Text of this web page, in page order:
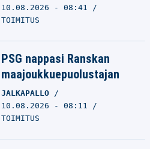
10.08.2026 - 08:41
TOIMITUS
PSG nappasi Ranskan
maajoukkuepuolustajan
JALKAPALLO
10.08.2026 - 08:11
TOIMITUS